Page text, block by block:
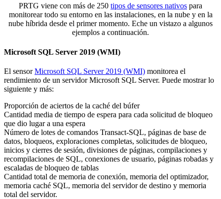
PRTG viene con más de 250 tipos de sensores nativos para
monitorear todo su entorno en las instalaciones, en la nube y en la
nube híbrida desde el primer momento. Eche un vistazo a algunos
ejemplos a continuación.
Microsoft SQL Server 2019 (WMI)
El sensorMicrosoft SQL Server 2019 (WMI) monitorea el
rendimiento de un servidor Microsoft SQL Server. Puede mostrar lo
siguiente y más:
Proporción de aciertos de la caché del búfer
Cantidad media de tiempo de espera para cada solicitud de bloqueo
que dio lugar a una espera
Número de lotes de comandos Transact-SQL, páginas de base de
datos, bloqueos, exploraciones completas, solicitudes de bloqueo,
inicios y cierres de sesión, divisiones de páginas, compilaciones y
recompilaciones de SQL, conexiones de usuario, páginas robadas y
escaladas de bloqueo de tablas
Cantidad total de memoria de conexión, memoria del optimizador,
memoria caché SQL, memoria del servidor de destino y memoria
total del servidor.